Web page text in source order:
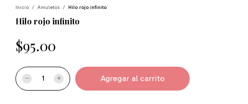
Inicio / Amuletos / Hilo rojo infinito
Hilo rojo infinito
$95.00